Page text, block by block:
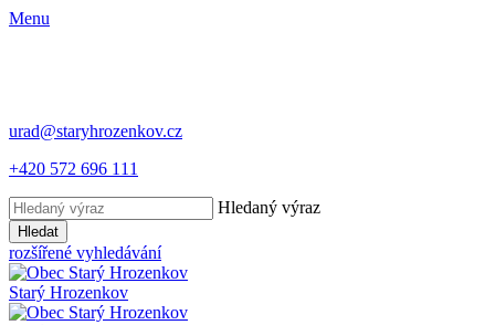
Menu
urad@staryhrozenkov.cz
+420 572 696 111
Hledaný výraz
Hledat
rozšířené vyhledávání
Starý Hrozenkov